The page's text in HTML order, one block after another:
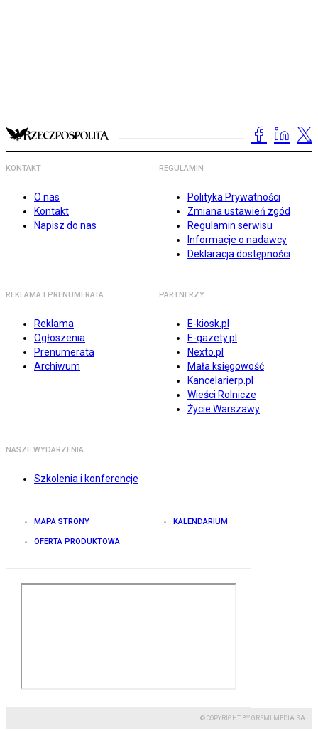
KONTAKT
O nas
Kontakt
Napisz do nas
REGULAMIN
Polityka Prywatności
Zmiana ustawień zgód
Regulamin serwisu
Informacje o nadawcy
Deklaracja dostępności
REKLAMA I PRENUMERATA
Reklama
Ogłoszenia
Prenumerata
Archiwum
PARTNERZY
E-kiosk.pl
E-gazety.pl
Nexto.pl
Mała księgowość
Kancelarierp.pl
Wieści Rolnicze
Życie Warszawy
NASZE WYDARZENIA
Szkolenia i konferencje
MAPA STRONY KALENDARIUM
OFERTA PRODUKTOWA
© COPYRIGHT BY GREMI MEDIA SA